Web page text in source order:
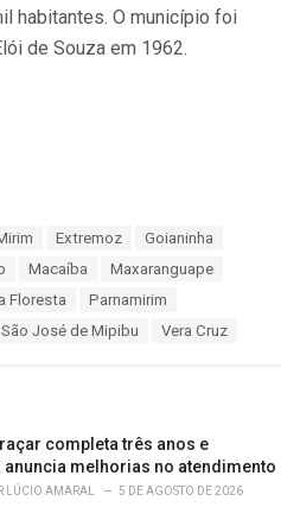
habitantes. O município foi
de Souza em 1962.
Extremoz
Goianinha
Macaíba
Maxaranguape
Floresta
Parnamirim
São José de Mipibu Vera Cruz
completa três anos e
anuncia melhorias no atendimento
LÚCIO AMARAL 5 DE AGOSTO DE 2026